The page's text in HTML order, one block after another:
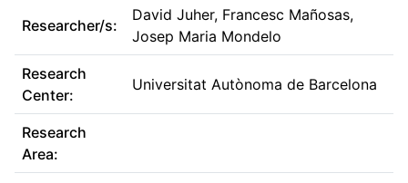
Researcher/s:
David Juher, Francesc Mañosas,
Josep Maria Mondelo
Research
Center:
Universitat Autònoma de Barcelona
Research
Area: